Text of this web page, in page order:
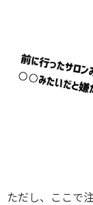
ただし、ここで注